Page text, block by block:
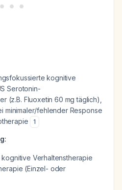
kognitive
Serotonin-
(z.B. Fluoxetin 60 mg täglich),
minimaler/fehlender Response
1
Verhaltenstherapie
(Einzel- oder